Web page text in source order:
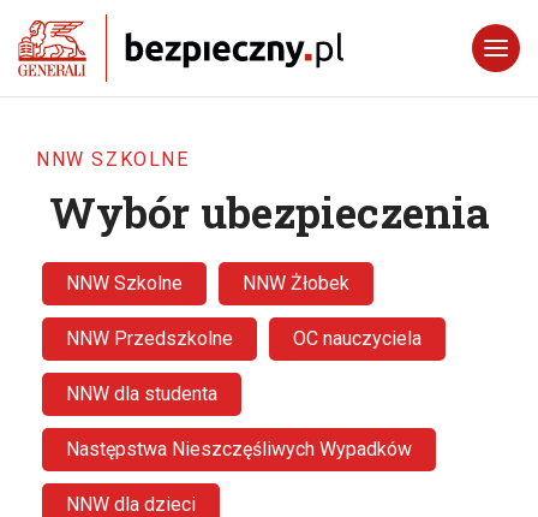
NNW SZKOLNE
Wybór ubezpieczenia
NNW Szkolne NNW Żłobek
NNW Przedszkolne OC nauczyciela
NNW dla studenta
Następstwa Nieszczęśliwych Wypadków
NNW dla dzieci